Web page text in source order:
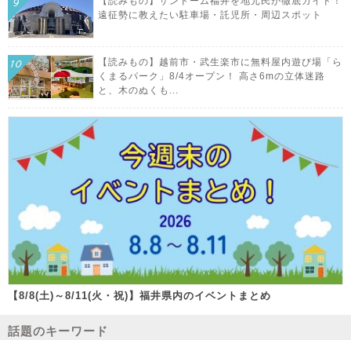
遠征勢に教えたい駐車場・託児所・周辺スポット
【読みもの】越前市・武生楽市に無料屋内遊び場「ら
くまるパーク」8/4オープン！ 高さ6mの立体迷路
と、木のぬくも...
【8/8(土)～8/11(火・祝)】福井県内のイベントまとめ
話題のキーワード